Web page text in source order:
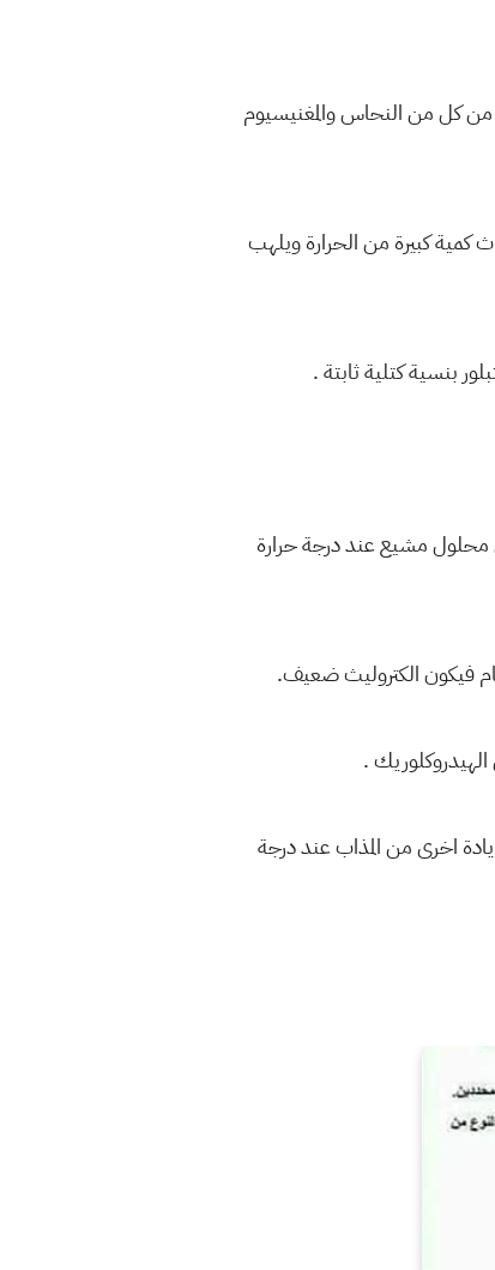
من كل من النحاس والمغنيسيوم
شديداً مصحوباً بانبعاث كمية كبيرة من الحرارة ويلهب
بنسية كتلية ثابتة .
محلول مشيع عند درجة حرارة
فيكون الكتروليث ضعيف.
.
اخرى من المذاب عند درجة